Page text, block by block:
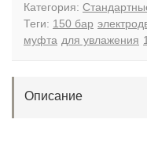
Категория:
Теги: 150 бар
муфта для увлажения
Описание